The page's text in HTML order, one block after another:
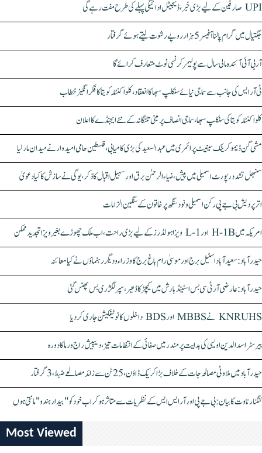
UPI صارفین کے لیے بڑی خبر، ڈیجیٹل ادائیگی پہلے کی طرح مفت رہے گی
جگتیال میں گرام پالنا آفیسر 5 ہزار روپے رشوت لیتے ہوئے گرفتار
آر بی آئی آئندہ مالی سال سے پولیمر کرنسی نوٹ متعارف کرائے گا
ٹی آر ایس کی جانب سے سماجی نیائے سنکلپ سبھا کا انعقاد، کلواکنٹلہ کویتا کا فکر انگیز خطاب
کلواکنٹلہ کویتا کی سنکلپ سبھا، سماجی انصاف پر مبنی تلنگانہ کے نئے ایجنڈے کا اعلان
مشی گن ڈیموکریٹک سینیٹ پرائمری میں عبدالسعید کی بڑی کامیابی، فلسطین حامی امیدوار نے میدان مار لیا
سنبھل تشدد رپورٹ اسمبلی میں پیش، ضیاء الرحمٰن برق اور سہیل اقبال کا ذکر، یوگی نے سازش کا کیا دعویٰ
اتر پردیش بی جے پی رکن اسمبلی ونود سنگھ پر خاتون کے سنگین الزامات
امریکہ میں H-1B اور L-1 ویزا ہولڈرز کے لیے بڑی راحت، اب ملک چھوڑے بغیر ویزا تجدید ممکن
حیدرآباد: سعیدآباد اسٹیل برج اور موسیٰ رام باغ برج کا وزراء و دیگر رہنماؤں نے کیا معائنہ
حیدرآباد: عارضی آر ٹی سی بس اسٹینڈ بارش میں کیچڑ کا ڈھیر، سپر لگژری بس پھنس گئی
KNRUHS نے MBBS اور BDS داخلوں کا نوٹیفکیشن جاری کر دیا
بیرسٹر اسدالدین اویسی کی ہدایت پر مندر میں صفائی کے انتظامات تیز، دیپیش راج ورما کا دورہ
حیدرآباد میں ملاوٹی مصالحہ جات کے خلاف بڑا کریک ڈاؤن، 25 ٹن سے زائد مصالحے ضبط، 3 گرفتار
کنگنا رناوت کا بیان: بی جے پی اور آر ایس ایس کے نظریات سے متاثر ہو کر اب خود کو "بیدار ہندو" مانتی ہوں
Most Viewed